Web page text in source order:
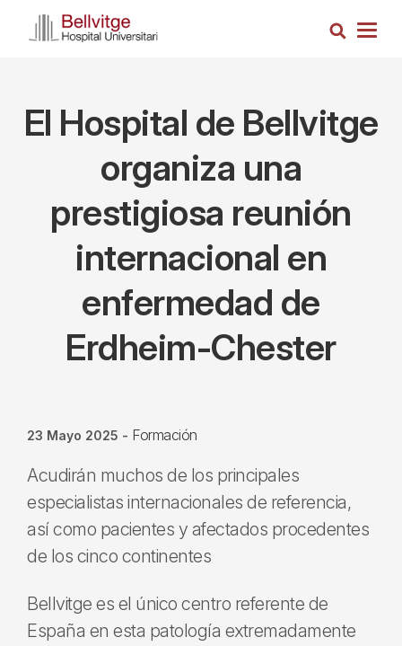
Busca
El Hospital de Bellvitge
organiza una
prestigiosa reunión
internacional en
enfermedad de
Erdheim-Chester
23 Mayo 2025 - Formación
Acudirán muchos de los principales
especialistas internacionales de referencia,
así como pacientes y afectados procedentes
de los cinco continentes
Bellvitge es el único centro referente de
España en esta patología extremadamente